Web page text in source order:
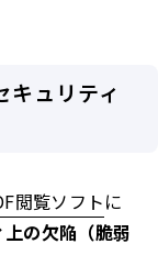
ュリティ
閲覧ソフトに
の欠陥（脆弱